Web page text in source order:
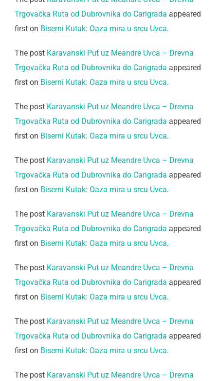
Trgovačka Ruta od Dubrovnika do Carigrada appeared
first on Biserni Kutak: Oaza mira u srcu Uvca.
The post Karavanski Put uz Meandre Uvca – Drevna
Trgovačka Ruta od Dubrovnika do Carigrada appeared
first on Biserni Kutak: Oaza mira u srcu Uvca.
The post Karavanski Put uz Meandre Uvca – Drevna
Trgovačka Ruta od Dubrovnika do Carigrada appeared
first on Biserni Kutak: Oaza mira u srcu Uvca.
The post Karavanski Put uz Meandre Uvca – Drevna
Trgovačka Ruta od Dubrovnika do Carigrada appeared
first on Biserni Kutak: Oaza mira u srcu Uvca.
The post Karavanski Put uz Meandre Uvca – Drevna
Trgovačka Ruta od Dubrovnika do Carigrada appeared
first on Biserni Kutak: Oaza mira u srcu Uvca.
The post Karavanski Put uz Meandre Uvca – Drevna
Trgovačka Ruta od Dubrovnika do Carigrada appeared
first on Biserni Kutak: Oaza mira u srcu Uvca.
The post Karavanski Put uz Meandre Uvca – Drevna
Trgovačka Ruta od Dubrovnika do Carigrada appeared
first on Biserni Kutak: Oaza mira u srcu Uvca.
The post Karavanski Put uz Meandre Uvca – Drevna